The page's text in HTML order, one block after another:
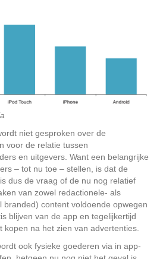
niet gesproken over de
voor de relatie tussen
en uitgevers. Want een belangrijke
– tot nu toe – stellen, is dat de
dus de vraag of de nu nog relatief
van zowel redactionele- als
branded) content voldoende opwegen
blijven van de app en tegelijkertijd
kopen na het zien van advertenties.
ook fysieke goederen via in app-